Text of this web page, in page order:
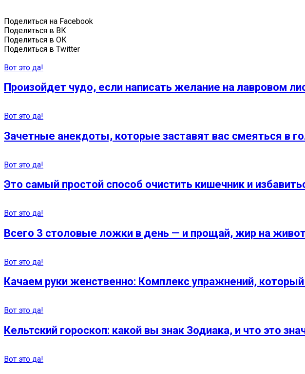
Поделиться на Facebook
Поделиться в ВК
Поделиться в ОК
Поделиться в Twitter
Вот это да!
Произойдет чудо, если написать желание на лавровом
Вот это да!
Зачетные анекдоты, которые заставят вас смеяться в
Вот это да!
Это самый простой способ очистить кишечник и
Вот это да!
Всего 3 столовые ложки в день — и прощай, жир на
Вот это да!
Качаем руки женственно: Комплекс упражнений,
Вот это да!
Кельтский гороскоп: какой вы знак Зодиака, и что это
Вот это да!